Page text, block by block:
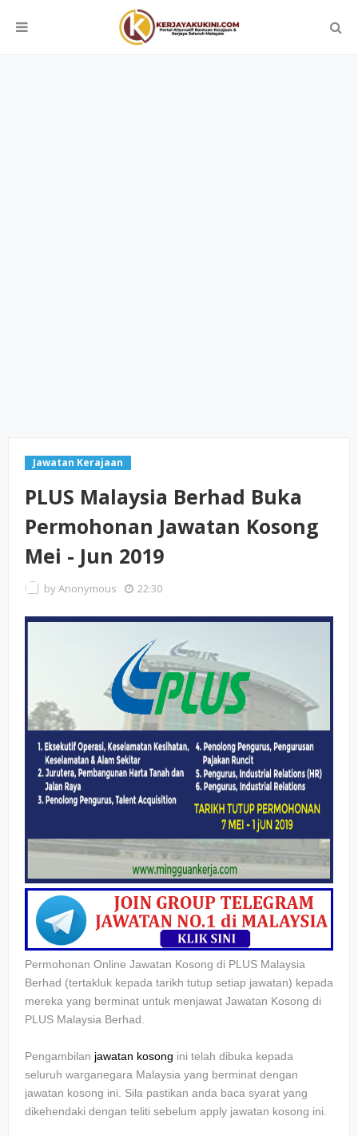
Jawatan Kerajaan
PLUS Malaysia Berhad Buka
Permohonan Jawatan Kosong
Mei - Jun 2019
byAnonymous 22:30
Permohonan Online Jawatan Kosong di PLUS Malaysia
Berhad (tertakluk kepada tarikh tutup setiap jawatan) kepada
mereka yang berminat untuk menjawat Jawatan Kosong di
PLUS Malaysia Berhad.
Pengambilan jawatan kosong ini telah dibuka kepada
seluruh warganegara Malaysia yang berminat dengan
jawatan kosong ini. Sila pastikan anda baca syarat yang
dikehendaki dengan teliti sebelum apply jawatan kosong ini.